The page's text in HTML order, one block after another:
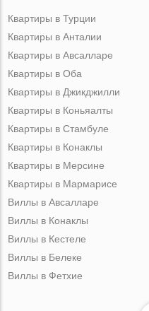
Квартиры в Турции
Квартиры в Анталии
Квартиры в Авсалларе
Квартиры в Оба
Квартиры в Джикджилли
Квартиры в Коньяалты
Квартиры в Стамбуле
Квартиры в Конаклы
Квартиры в Мерсине
Квартиры в Мармарисе
Виллы в Авсалларе
Виллы в Конаклы
Виллы в Кестеле
Виллы в Белеке
Виллы в Фетхие